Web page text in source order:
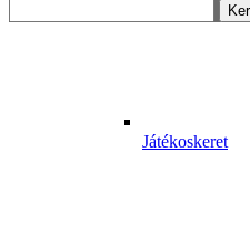
Játékoskeret